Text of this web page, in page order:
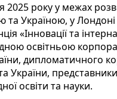
2025 року у межах
та Україною, у
«Інновації та
освітньою
дипломатичного
України,
освіти та науки.